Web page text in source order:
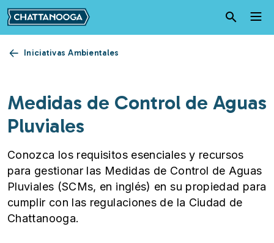
Pasar al contenido principal
Iniciativas Ambientales
Medidas de Control de Aguas
Pluviales
Conozca los requisitos esenciales y recursos
para gestionar las Medidas de Control de Aguas
Pluviales (SCMs, en inglés) en su propiedad para
cumplir con las regulaciones de la Ciudad de
Chattanooga.